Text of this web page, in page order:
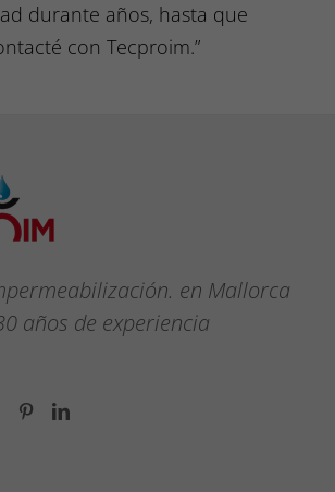
durante años, hasta que
con Tecproim.”
en Mallorca
años de experiencia